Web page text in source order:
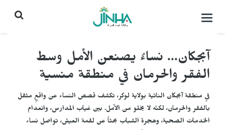
التحكم
آبجكان... نساءٌ يصنعن الأمل وسط
الفقر والحرمان في منطقة منسية
في منطقة آبجكان النائية بولاية لوكر، تكشف قصص النساء عن واقعٍ مثقل
بالفقر والحرمان، لكنّه لا يخلو من الأمل. بين غياب المدارس، وانعدام
الخدمات الصحية، وهجرة الشباب بحثاً عن لقمة العيش، تواصل نساء